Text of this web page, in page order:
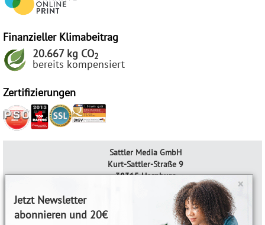
×
Jetzt Newsletter
abonnieren und 20€
Finanzieller Klimabeitrag
20.667 kg CO2
bereits kompensiert
Zertifizierungen
Sattler Media GmbH
Kurt-Sattler-Straße 9
38315 Hornburg
AGB & Widerrufsrecht
Datenschutzerklärung